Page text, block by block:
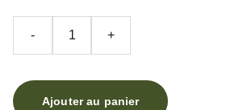
- +
Ajouter au panier